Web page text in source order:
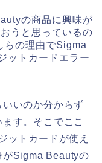
の商品に興味が
うと思っているの
らの理由でSigma
ットカードエラー
いのか分からず
す。そこでここ
ットカードが使え
がSigma Beautyの